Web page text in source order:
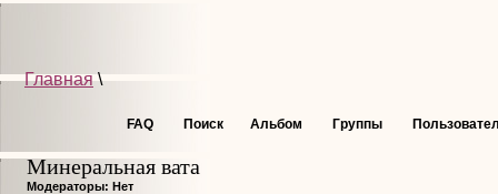
Главная\
FAQ Поиск Альбом Группы
Минеральная вата
Модераторы: Нет